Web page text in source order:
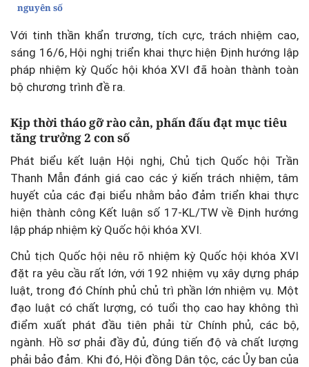
nguyên số
Với tinh thần khẩn trương, tích cực, trách nhiệm cao,
sáng 16/6, Hội nghị triển khai thực hiện Định hướng lập
pháp nhiệm kỳ Quốc hội khóa XVI đã hoàn thành toàn
bộ chương trình đề ra.
Kịp thời tháo gỡ rào cản, phấn đấu đạt mục tiêu
tăng trưởng 2 con số
Phát biểu kết luận Hội nghị, Chủ tịch Quốc hội Trần
Thanh Mẫn đánh giá cao các ý kiến trách nhiệm, tâm
huyết của các đại biểu nhằm bảo đảm triển khai thực
hiện thành công Kết luận số 17-KL/TW về Định hướng
lập pháp nhiệm kỳ Quốc hội khóa XVI.
Chủ tịch Quốc hội nêu rõ nhiệm kỳ Quốc hội khóa XVI
đặt ra yêu cầu rất lớn, với 192 nhiệm vụ xây dựng pháp
luật, trong đó Chính phủ chủ trì phần lớn nhiệm vụ. Một
đạo luật có chất lượng, có tuổi thọ cao hay không thì
điểm xuất phát đầu tiên phải từ Chính phủ, các bộ,
ngành. Hồ sơ phải đầy đủ, đúng tiến độ và chất lượng
phải bảo đảm. Khi đó, Hội đồng Dân tộc, các Ủy ban của